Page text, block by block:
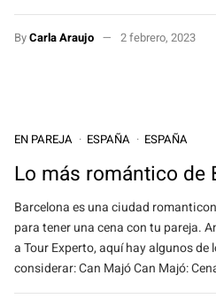
ByCarla Araujo 2 febrero, 2023
EN PAREJA ESPAÑA ESPAÑA
Lo más romántico de
Barcelona es una ciudad
para tener una cena con tu pareja.
a Tour Experto, aquí hay algunos de
considerar: Can Majó Can Majó: